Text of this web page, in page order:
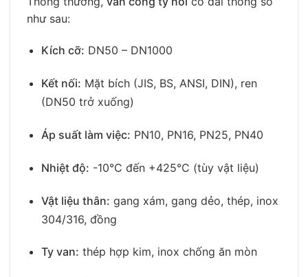
như sau:
Kích cỡ: DN50 – DN1000
Kết nối: Mặt bích (JIS, BS, ANSI, DIN), ren
(DN50 trở xuống)
Áp suất làm việc: PN10, PN16, PN25, PN40
Nhiệt độ: -10°C đến +425°C (tùy vật liệu)
Vật liệu thân: gang xám, gang dẻo, thép, inox
304/316, đồng
Ty van: thép hợp kim, inox chống ăn mòn